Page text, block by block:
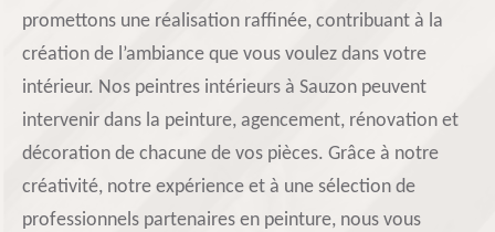
promettons une réalisation raffinée, contribuant à la
création de l’ambiance que vous voulez dans votre
intérieur. Nos peintres intérieurs à Sauzon peuvent
intervenir dans la peinture, agencement, rénovation et
décoration de chacune de vos pièces. Grâce à notre
créativité, notre expérience et à une sélection de
professionnels partenaires en peinture, nous vous